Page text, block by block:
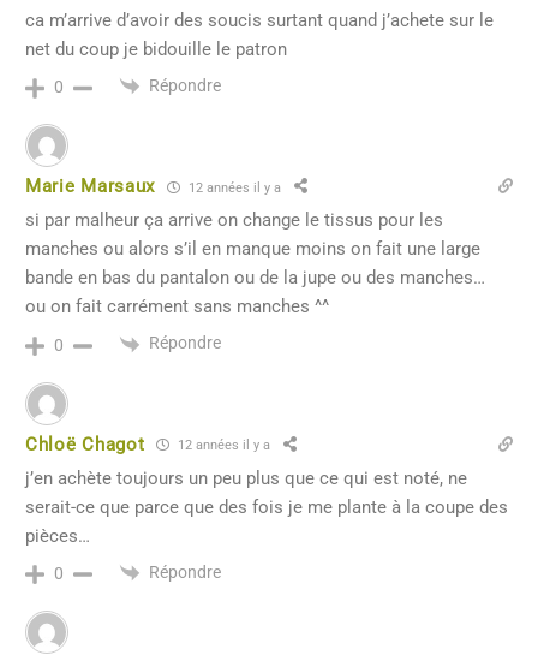
ca m’arrive d’avoir des soucis surtant quand j’achete sur le
net du coup je bidouille le patron
0 Répondre
Marie Marsaux 12 années il y a
si par malheur ça arrive on change le tissus pour les
manches ou alors s’il en manque moins on fait une large
bande en bas du pantalon ou de la jupe ou des manches…
ou on fait carrément sans manches ^^
0 Répondre
Chloë Chagot 12 années il y a
j’en achète toujours un peu plus que ce qui est noté, ne
serait-ce que parce que des fois je me plante à la coupe des
pièces…
0 Répondre